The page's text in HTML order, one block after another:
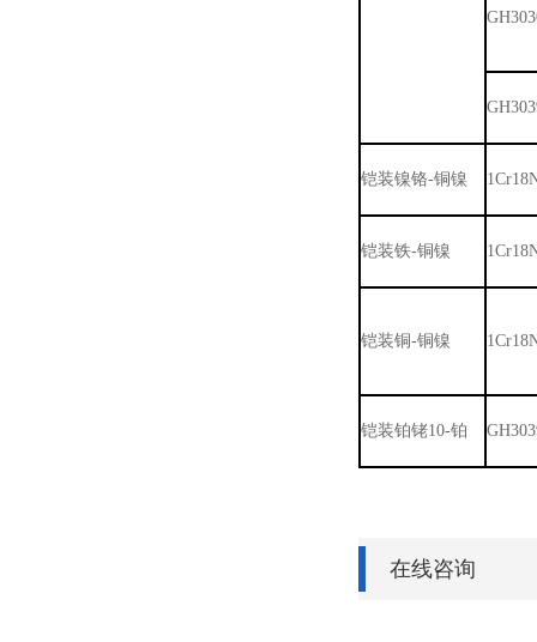
铠装镍铬-铜镍
铠装铁-铜镍
铠装铜-铜镍
铠装铂铑10-铂
在线咨询